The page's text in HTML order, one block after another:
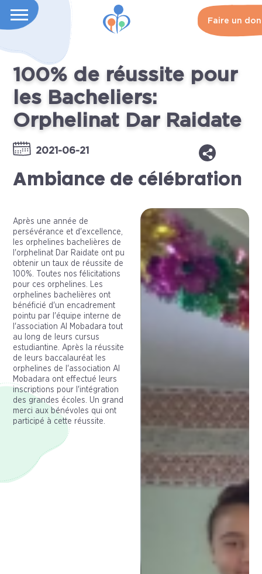
Faire un don
100% de réussite pour
les Bacheliers:
Orphelinat Dar Raidate
2021-06-21
Ambiance de célébration
Après une année de
persévérance et d'excellence,
les orphelines bachelières de
l'orphelinat Dar Raidate ont pu
obtenir un taux de réussite de
100%. Toutes nos félicitations
pour ces orphelines. Les
orphelines bachelières ont
bénéficié d'un encadrement
pointu par l'équipe interne de
l'association Al Mobadara tout
au long de leurs cursus
estudiantine. Après la réussite
de leurs baccalauréat les
orphelines de l'association Al
Mobadara ont effectué leurs
inscriptions pour l'intégration
des grandes écoles. Un grand
merci aux bénévoles qui ont
participé à cette réussite.